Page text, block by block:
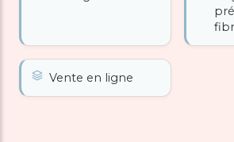
Vente en ligne